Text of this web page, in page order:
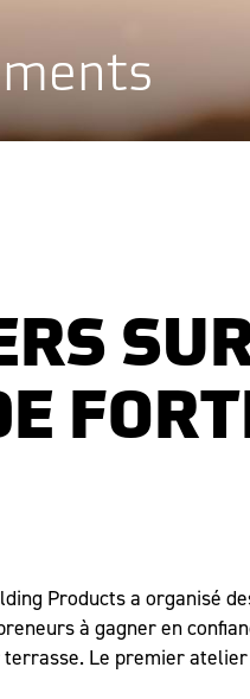
Products a organisé
à gagner en
Le premier